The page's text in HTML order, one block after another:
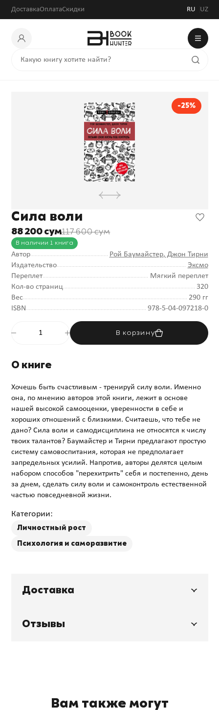
ДоставкаОплатаСкидки RU UZ
-25%
Сила воли
88 200 сум117 600 сум
В наличии 1 книга
Автор Рой Баумайстер, Джон Тирни
Издательство
Эксмо
Переплет
Мягкий переплет
Кол-во страниц
320
Вес
290 гг
ISBN
978-5-04-097218-0
В корзину
О книге
Хочешь быть счастливым - тренируй силу воли. Именно
она, по мнению авторов этой книги, лежит в основе
нашей высокой самооценки, уверенности в себе и
хороших отношений с близкими. Считаешь, что тебе не
дано? Сила воли и самодисциплина не относятся к числу
твоих талантов? Баумайстер и Тирни предлагают простую
систему самовоспитания, которая не предполагает
запредельных усилий. Напротив, авторы делятся целым
набором способов "перехитрить" себя и постепенно, день
за днем, сделать силу воли и самоконтроль естественной
Категории:
Личностный рост
Психология и саморазвитие
Доставка
Отзывы
Вам также могут